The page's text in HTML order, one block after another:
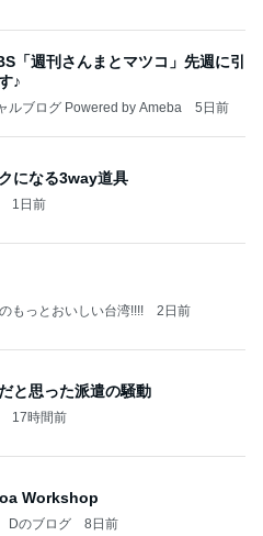
「週刊さんまとマツコ」先週に引
♪
ルブログ Powered by Ameba 5日前
になる3way道具
1日前
もっとおいしい台湾!!!! 2日前
と思った派遣の騒動
17時間前
Workshop
Dのブログ 8日前